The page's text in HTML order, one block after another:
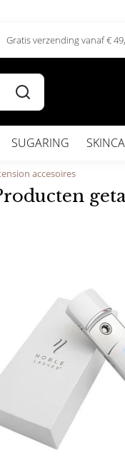
Gratis verzending vanaf €
SUGARING
accesoires